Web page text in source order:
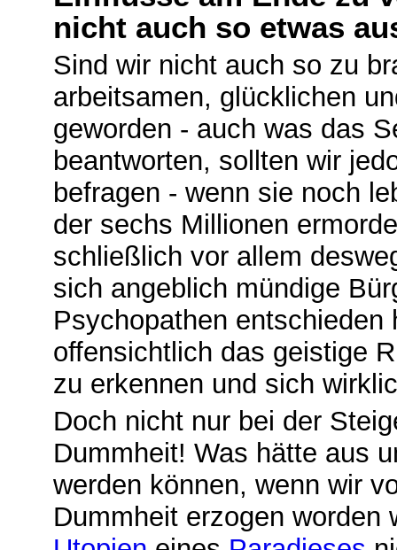
nicht auch so etwas
Sind wir nicht auch so zu
arbeitsamen, glücklichen
geworden - auch was das
beantworten, sollten wir
befragen - wenn sie noch
der sechs Millionen
schließlich vor allem
sich angeblich mündige
Psychopathen
offensichtlich das geistige
zu erkennen und sich
Doch nicht nur bei der
Dummheit! Was hätte aus
werden können, wenn wir
Dummheit erzogen worden